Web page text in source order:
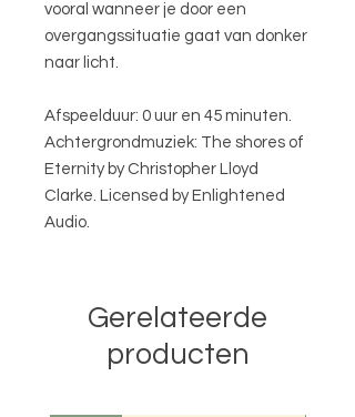
vooral wanneer je door een
overgangssituatie gaat van donker
naar licht.
Afspeelduur: 0 uur en 45 minuten.
Achtergrondmuziek: The shores of
Eternity by Christopher Lloyd
Clarke. Licensed by Enlightened
Audio.
Gerelateerde
producten